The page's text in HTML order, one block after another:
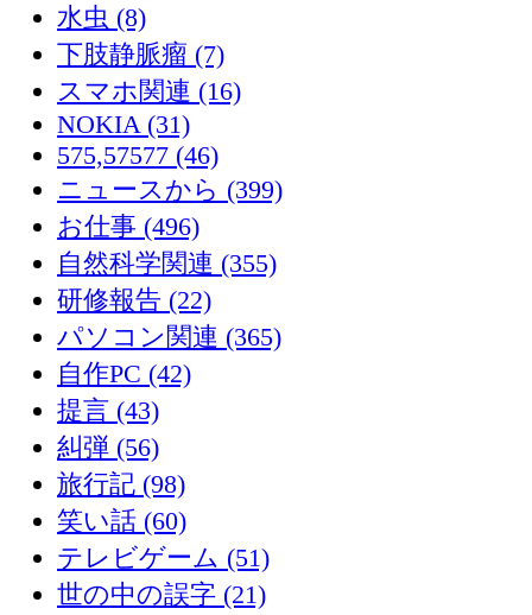
水虫 (8)
下肢静脈瘤 (7)
スマホ関連 (16)
NOKIA (31)
575,57577 (46)
ニュースから (399)
お仕事 (496)
自然科学関連 (355)
研修報告 (22)
パソコン関連 (365)
自作PC (42)
提言 (43)
糾弾 (56)
旅行記 (98)
笑い話 (60)
テレビゲーム (51)
世の中の誤字 (21)